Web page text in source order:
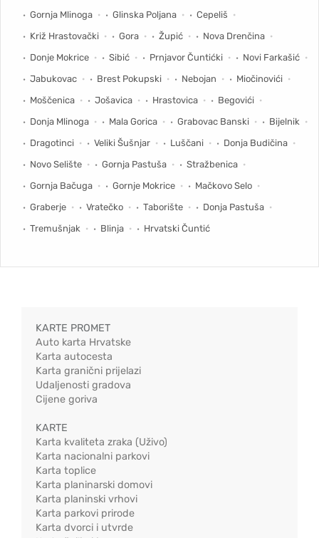
Gornja Mlinoga
Glinska Poljana
Cepeliš
Križ Hrastovački
Gora Župić
Nova Drenčina
Donje Mokrice
Sibić Prnjavor Čuntićki
Novi Farkašić
Jabukovac
Brest Pokupski Nebojan
Miočinovići
Moščenica
Jošavica Hrastovica
Begovići
Donja Mlinoga
Mala Gorica Grabovac Banski
Bijelnik
Dragotinci
Veliki Šušnjar Luščani
Donja Budičina
Novo Selište
Gornja Pastuša
Stražbenica
Gornja Bačuga
Gornje Mokrice
Mačkovo Selo
Graberje
Vratečko Taborište
Donja Pastuša
Tremušnjak
Blinja Hrvatski Čuntić
KARTE PROMET
Auto karta Hrvatske
Karta autocesta
Karta granični prijelazi
Udaljenosti gradova
Cijene goriva
KARTE
Karta kvaliteta zraka (Uživo)
Karta nacionalni parkovi
Karta toplice
Karta planinarski domovi
Karta planinski vrhovi
Karta parkovi prirode
Karta dvorci i utvrde